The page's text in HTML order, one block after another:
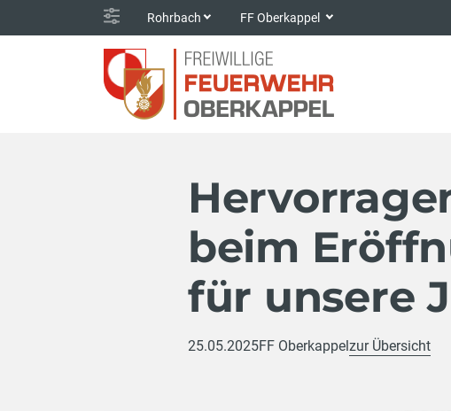
Rohrbach FF Oberkappel
beim
für unsere
25.05.2025FF Oberkappelzur Übersicht